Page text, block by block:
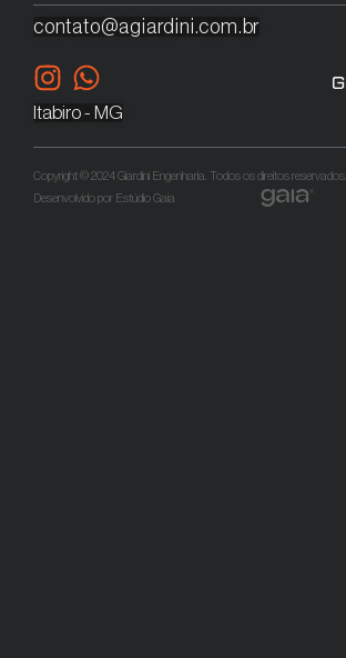
contato@agiardini.com.br
Itabiro - MG
Copyright © 2024 Giardini Engenharia. Todos os direitos reservados.
Desenvolvido por Estúdio Gaia